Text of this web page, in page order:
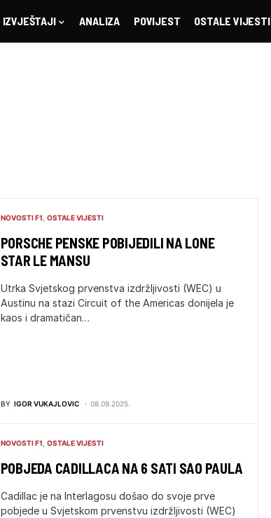
IZVJEŠTAJI ANALIZA POVIJEST OSTALE VIJESTI
NOVOSTI F1 OSTALE VIJESTI
PORSCHE PENSKE POBIJEDILI NA LONE
STAR LE MANSU
Utrka Svjetskog prvenstva izdržljivosti (WEC) u
Austinu na stazi Circuit of the Americas donijela je
kaos i dramatičan…
BY IGOR VUKAJLOVIC 08.09.2025.
NOVOSTI F1 OSTALE VIJESTI
POBJEDA CADILLACA NA 6 SATI SAO PAULA
Cadillac je na Interlagosu došao do svoje prve
pobjede u Svjetskom prvenstvu izdržljivosti (WEC)